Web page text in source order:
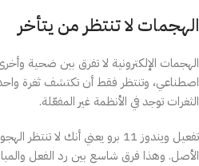
الهجمات لا تنتظر من يتأخر
الهجمات الإلكترونية لا تفرق بين ضحية
اصطناعي، وتنتظر فقط أن تكتشف ثغرة
الثغرات توجد في الأنظمة غير المفعّلة.
تفعيل ويندوز 11 برو يعني أنك
الأصل. وهذا فرق شاسع بين رد الفعل